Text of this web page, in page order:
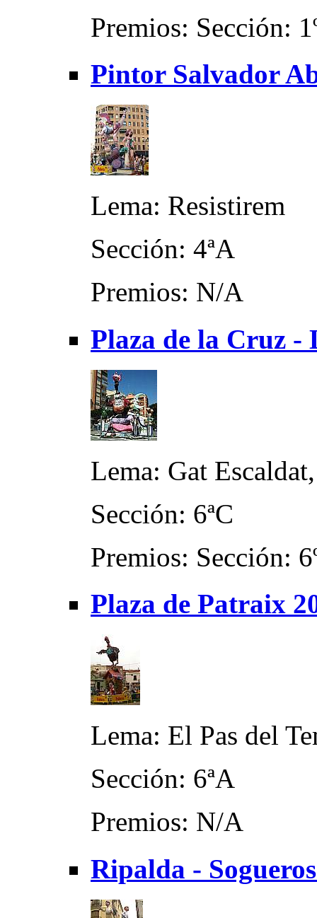
Premios: Sección:
Pintor Salvador
Lema: Resistirem
Sección: 4ªA
Premios: N/A
Plaza de la Cruz -
Lema: Gat
Sección: 6ªC
Premios: Sección:
Plaza de Patraix
Lema: El Pas del
Sección: 6ªA
Premios: N/A
Ripalda -